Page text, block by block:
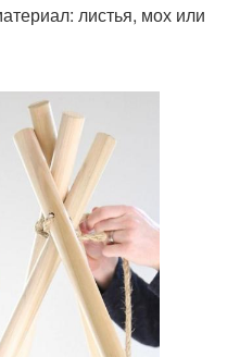
листья, мох или